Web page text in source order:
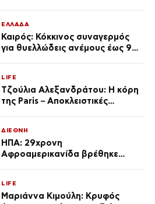
ΕΛΛΑΔΑ
Καιρός: Κόκκινος συναγερμός
για θυελλώδεις ανέμους έως 9
LIFE
Τζούλια Αλεξανδράτου: Η κόρη
της Paris – Αποκλειστικές
ΔΙΕΘΝΗ
ΗΠΑ: 29χρονη
Αφροαμερικανίδα βρέθηκε
LIFE
Μαριάννα Κιμούλη: Κρυφός